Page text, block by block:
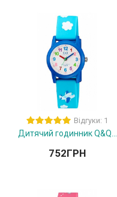
Відгуки: 1
Дитячий годинник Q&Q...
752ГРН